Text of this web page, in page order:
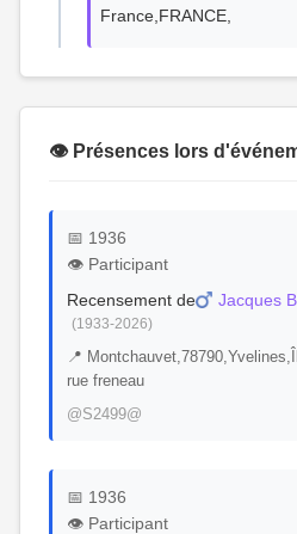
France,FRANCE,
👁️ Présences lors
📅 1936
👁️ Participant
Recensement de
Jacques
(1933-2026)
📍
rue freneau
@S2499@
📅 1936
👁️ Participant